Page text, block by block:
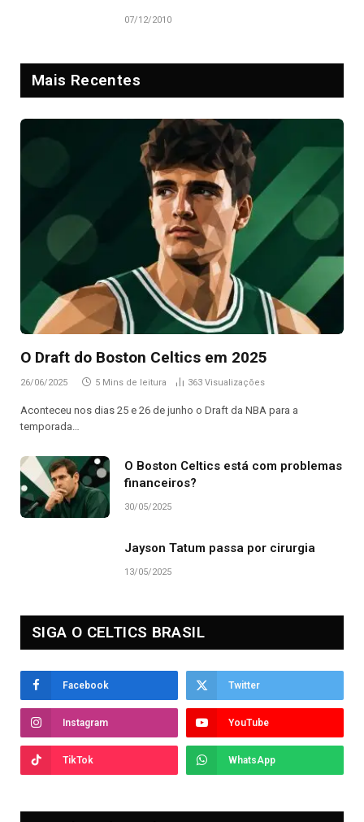
07/12/2010
Mais Recentes
O Draft do Boston Celtics em 2025
26/06/2025 5 Mins de leitura 363 Visualizações
Aconteceu nos dias 25 e 26 de junho o Draft da NBA para a
temporada…
O Boston Celtics está com problemas
financeiros?
30/05/2025
Jayson Tatum passa por cirurgia
13/05/2025
SIGA O CELTICS BRASIL
Facebook Twitter
Instagram YouTube
TikTok WhatsApp